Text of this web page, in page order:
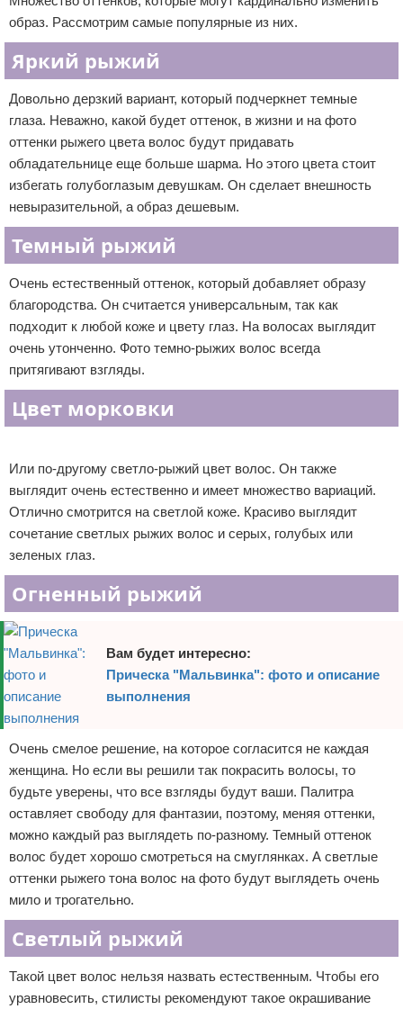
образ. Рассмотрим самые популярные из них.
Яркий рыжий
Довольно дерзкий вариант, который подчеркнет темные
глаза. Неважно, какой будет оттенок, в жизни и на фото
оттенки рыжего цвета волос будут придавать
обладательнице еще больше шарма. Но этого цвета стоит
избегать голубоглазым девушкам. Он сделает внешность
невыразительной, а образ дешевым.
Темный рыжий
Очень естественный оттенок, который добавляет образу
благородства. Он считается универсальным, так как
подходит к любой коже и цвету глаз. На волосах выглядит
очень утонченно. Фото темно-рыжих волос всегда
притягивают взгляды.
Цвет морковки
Или по-другому светло-рыжий цвет волос. Он также
выглядит очень естественно и имеет множество вариаций.
Отлично смотрится на светлой коже. Красиво выглядит
сочетание светлых рыжих волос и серых, голубых или
зеленых глаз.
Огненный рыжий
Вам будет интересно:
Прическа "Мальвинка": фото и описание
выполнения
Очень смелое решение, на которое согласится не каждая
женщина. Но если вы решили так покрасить волосы, то
будьте уверены, что все взгляды будут ваши. Палитра
оставляет свободу для фантазии, поэтому, меняя оттенки,
можно каждый раз выглядеть по-разному. Темный оттенок
волос будет хорошо смотреться на смуглянках. А светлые
оттенки рыжего тона волос на фото будут выглядеть очень
мило и трогательно.
Светлый рыжий
Такой цвет волос нельзя назвать естественным. Чтобы его
уравновесить, стилисты рекомендуют такое окрашивание